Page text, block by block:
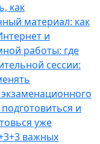
как
материал: как
и
работы: где
сессии:
и
уже
важных